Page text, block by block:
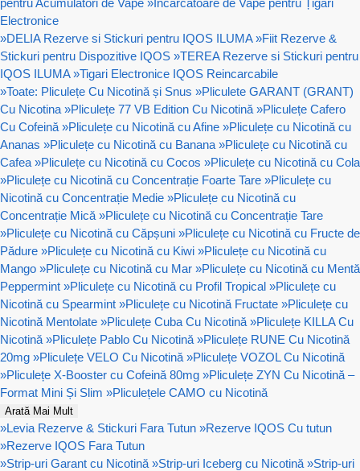
Electronice
»DELIA Rezerve si Stickuri pentru IQOS ILUMA »Fiit Rezerve &
Stickuri pentru Dispozitive IQOS »TEREA Rezerve si Stickuri pentru
IQOS ILUMA »Tigari Electronice IQOS Reincarcabile
»Toate: Pliculețe Cu Nicotină și Snus »Pliculete GARANT (GRANT)
Cu Nicotina »Pliculețe 77 VB Edition Cu Nicotină »Pliculețe Cafero
Cu Cofeină »Pliculețe cu Nicotină cu Afine »Pliculețe cu Nicotină cu
Ananas »Pliculețe cu Nicotină cu Banana »Pliculețe cu Nicotină cu
Cafea »Pliculețe cu Nicotină cu Cocos »Pliculețe cu Nicotină cu Cola
»Pliculețe cu Nicotină cu Concentrație Foarte Tare »Pliculețe cu
Nicotină cu Concentrație Medie »Pliculețe cu Nicotină cu
Concentrație Mică »Pliculețe cu Nicotină cu Concentrație Tare
»Pliculețe cu Nicotină cu Căpșuni »Pliculețe cu Nicotină cu Fructe de
Pădure »Pliculețe cu Nicotină cu Kiwi »Pliculețe cu Nicotină cu
Mango »Pliculețe cu Nicotină cu Mar »Pliculețe cu Nicotină cu Mentă
Peppermint »Pliculețe cu Nicotină cu Profil Tropical »Pliculețe cu
Nicotină cu Spearmint »Pliculețe cu Nicotină Fructate »Pliculețe cu
Nicotină Mentolate »Pliculețe Cuba Cu Nicotină »Pliculețe KILLA Cu
Nicotină »Pliculețe Pablo Cu Nicotină »Pliculețe RUNE Cu Nicotină
20mg »Pliculețe VELO Cu Nicotină »Pliculețe VOZOL Cu Nicotină
»Pliculețe X-Booster cu Cofeină 80mg »Pliculețe ZYN Cu Nicotină –
Format Mini Și Slim »Pliculețele CAMO cu Nicotină
Arată Mai Mult
»Levia Rezerve & Stickuri Fara Tutun »Rezerve IQOS Cu tutun
»Rezerve IQOS Fara Tutun
»Strip-uri Garant cu Nicotină »Strip-uri Iceberg cu Nicotină »Strip-uri